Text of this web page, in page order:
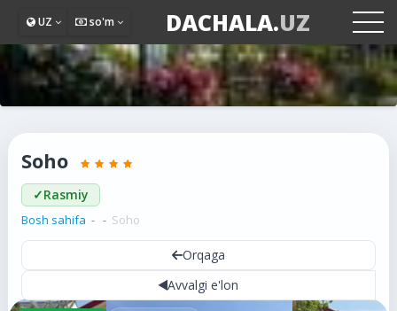
DACHALA.UZ
UZ so'm
Soho
✓Rasmiy
Bosh sahifa Soho
Orqaga
Avvalgi e'lon